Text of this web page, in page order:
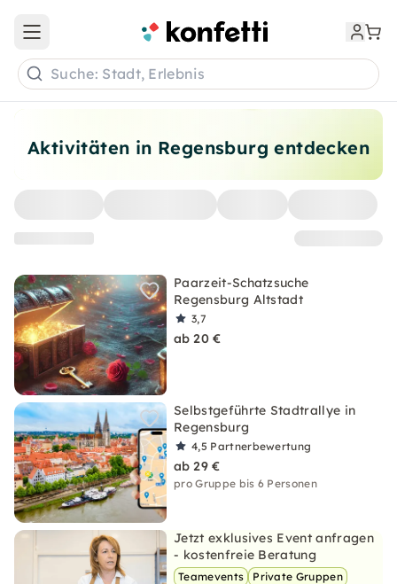
Aktivitäten in Regensburg entdecken
Paarzeit-Schatzsuche
Regensburg Altstadt
3,7
ab 20 €
Selbstgeführte Stadtrallye in
Regensburg
4,5 Partnerbewertung
ab 29 €
pro Gruppe bis 6 Personen
Jetzt exklusives Event anfragen
- kostenfreie Beratung
Teamevents
Private Gruppen
Open main menu
Suche: Stadt, Erlebnis